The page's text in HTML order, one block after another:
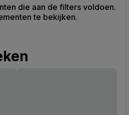
die aan de filters voldoen.
te bekijken.